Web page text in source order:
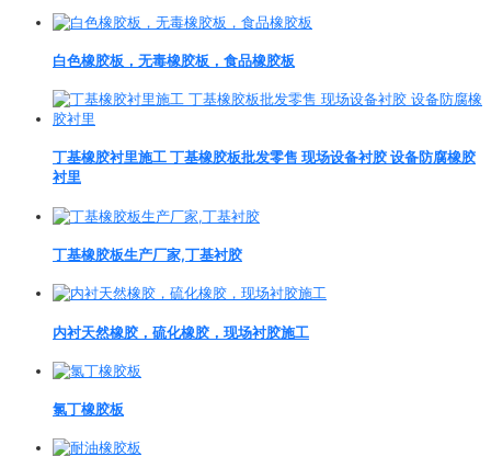
白色橡胶板，无毒橡胶板，食品橡胶板
丁基橡胶衬里施工 丁基橡胶板批发零售 现场设备衬胶 设备防腐橡胶
衬里
丁基橡胶板生产厂家,丁基衬胶
内衬天然橡胶，硫化橡胶，现场衬胶施工
氯丁橡胶板